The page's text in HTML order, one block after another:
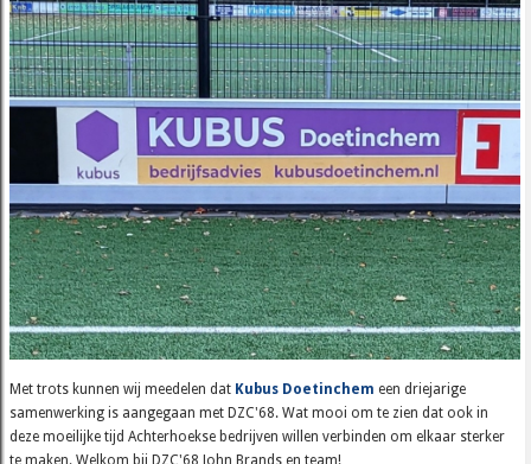
Met trots kunnen wij meedelen dat Kubus Doetinchem een driejarige
samenwerking is aangegaan met DZC'68. Wat mooi om te zien dat ook in
deze moeilijke tijd Achterhoekse bedrijven willen verbinden om elkaar sterker
te maken. Welkom bij DZC'68 John Brands en team!